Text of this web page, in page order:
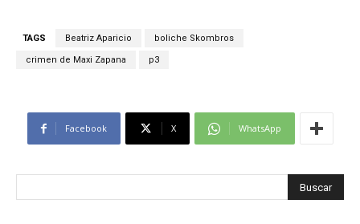
TAGS Beatriz Aparicio boliche Skombros
crimen de Maxi Zapana p3
Facebook X WhatsApp